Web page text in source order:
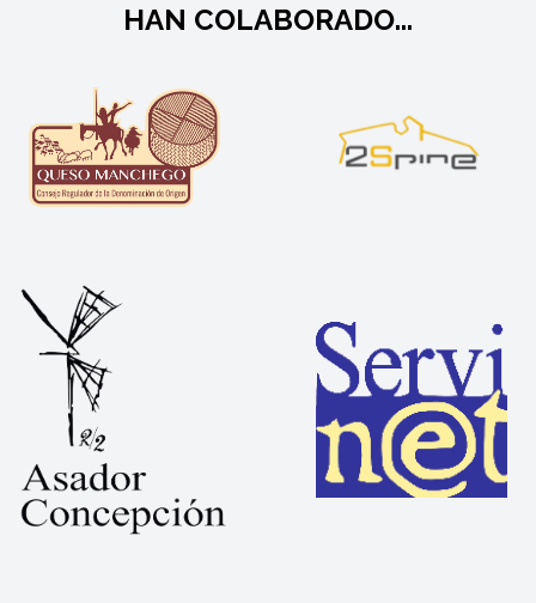
HAN COLABORADO...